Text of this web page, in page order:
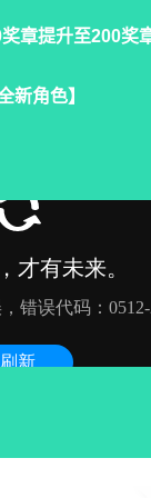
章提升至200奖
新角色】